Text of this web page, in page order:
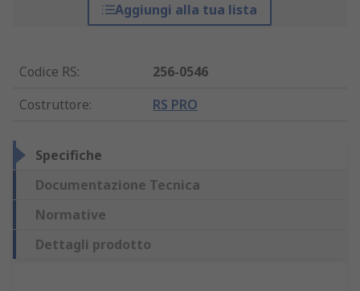
Aggiungi alla tua lista
Codice RS:
256-0546
Costruttore: RS PRO
Specifiche
Documentazione Tecnica
Normative
Dettagli prodotto